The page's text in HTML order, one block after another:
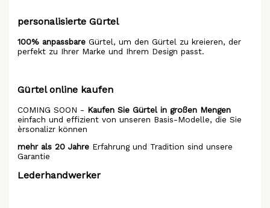
personalisierte Gürtel
100% anpassbare Gürtel, um den Gürtel zu kreieren, der
perfekt zu Ihrer Marke und Ihrem Design passt.
Gürtel online kaufen
COMING SOON - Kaufen Sie Gürtel in großen Mengen
einfach und effizient von unseren Basis-Modelle, die Sie
èrsonalizr können
mehr als 20 Jahre Erfahrung und Tradition sind unsere
Garantie
Lederhandwerker